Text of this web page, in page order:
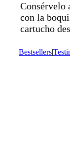
Consérvelo
con la
cartucho
Bestsellers|